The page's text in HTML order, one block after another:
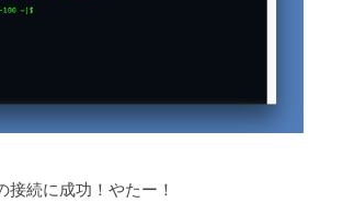
接続に成功！やたー！